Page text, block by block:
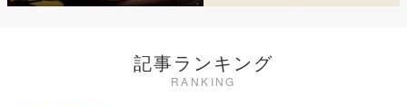
記事ランキング
RANKING